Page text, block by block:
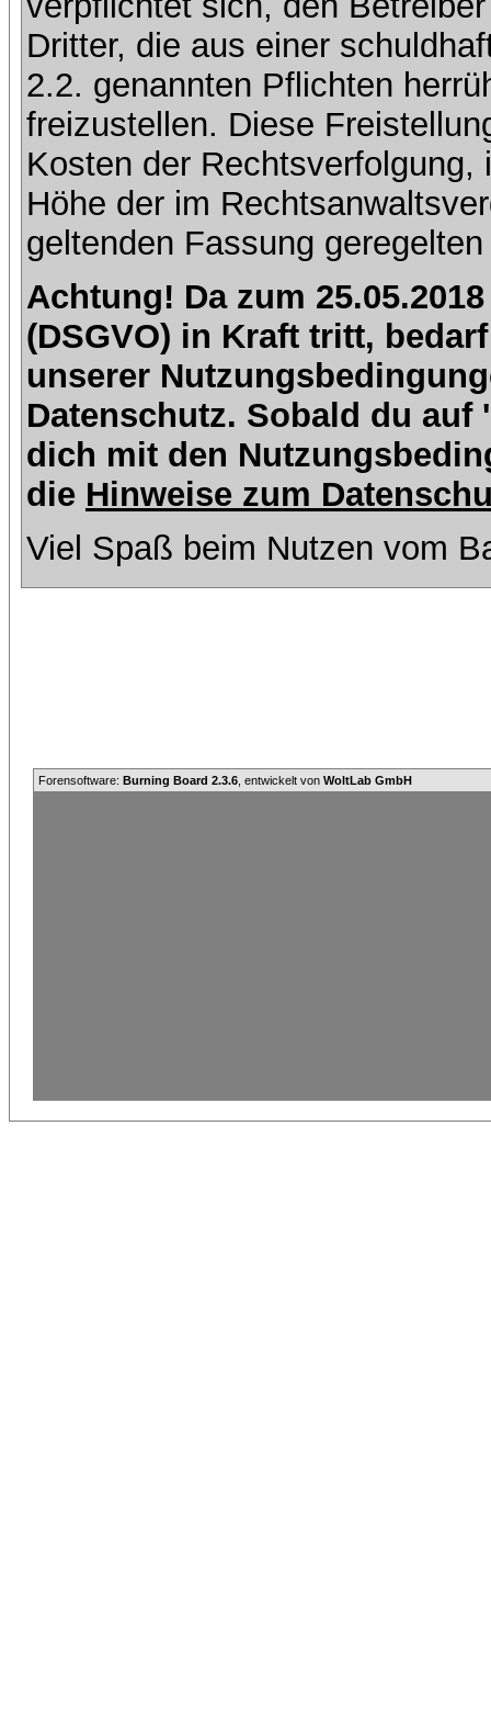
Dritter, die aus einer
2.2. genannten Pflichten
freizustellen. Diese
Kosten der
Höhe der im
geltenden Fassung
Achtung! Da zum
(DSGVO) in Kraft tritt,
unserer
Datenschutz. Sobald du
dich mit den
die Hinweise zum
Viel Spaß beim Nutzen vom
Forensoftware: Burning Board 2.3.6 , entwickelt von WoltLab GmbH